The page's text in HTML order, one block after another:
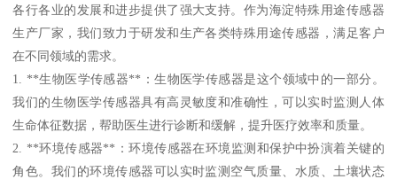
各行各业的发展和进步提供了强大支持。作为海淀特殊用途传感器
生产厂家，我们致力于研发和生产各类特殊用途传感器，满足客户
在不同领域的需求。
1. **生物医学传感器**：生物医学传感器是这个领域中的一部分。
我们的生物医学传感器具有高灵敏度和准确性，可以实时监测人体
生命体征数据，帮助医生进行诊断和缓解，提升医疗效率和质量。
2. **环境传感器**：环境传感器在环境监测和保护中扮演着关键的
角色。我们的环境传感器可以实时监测空气质量、水质、土壤状态